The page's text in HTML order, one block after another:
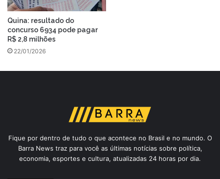
Quina: resultado do
concurso 6934 pode pagar
R$ 2,8 milhões
22/01/2026
Fique por dentro de tudo o que acontece no Brasil e no mundo. O
Barra News traz para você as últimas notícias sobre política,
economia, esportes e cultura, atualizadas 24 horas por dia.